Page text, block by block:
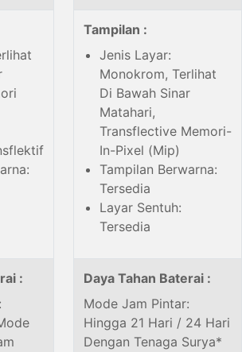
Tampilan :
Jenis Layar:
Monokrom, Terlihat
Di Bawah Sinar
Matahari,
Transflective Memori-
In-Pixel (Mip)
Tampilan Berwarna:
Tersedia
Layar Sentuh:
Tersedia
:
Daya Tahan Baterai :
Mode Jam Pintar:
Hingga 21 Hari / 24 Hari
Dengan Tenaga Surya*